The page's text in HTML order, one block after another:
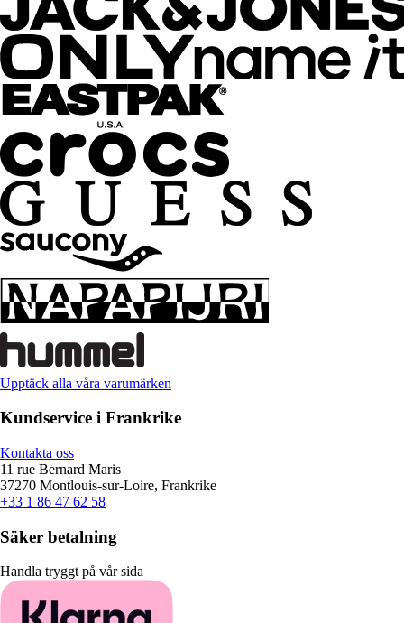
Upptäck alla våra varumärken
Kundservice i Frankrike
Kontakta oss
11 rue Bernard Maris
37270 Montlouis-sur-Loire, Frankrike
+33 1 86 47 62 58
Säker betalning
Handla tryggt på vår sida